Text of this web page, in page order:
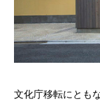
文化庁移転にとも